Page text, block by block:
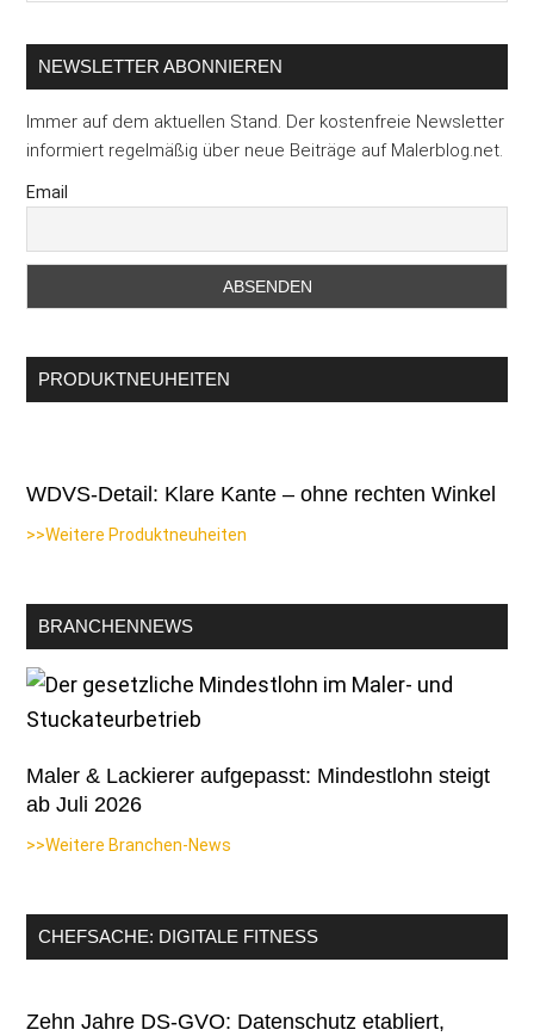
NEWSLETTER ABONNIEREN
Immer auf dem aktuellen Stand. Der kostenfreie Newsletter
informiert regelmäßig über neue Beiträge auf Malerblog.net.
Email
PRODUKTNEUHEITEN
WDVS-Detail: Klare Kante – ohne rechten Winkel
>>Weitere Produktneuheiten
BRANCHENNEWS
Maler & Lackierer aufgepasst: Mindestlohn steigt
ab Juli 2026
>>Weitere Branchen-News
CHEFSACHE: DIGITALE FITNESS
Zehn Jahre DS-GVO: Datenschutz etabliert,